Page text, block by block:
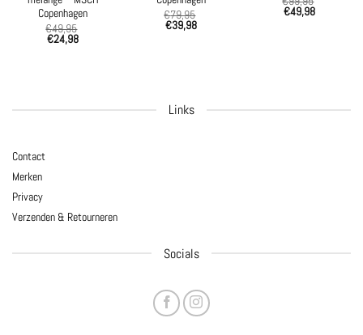
Copenhagen
€49,95
€24,98
€79,95
€39,98
€49,98
Links
Contact
Merken
Privacy
Verzenden & Retourneren
Socials